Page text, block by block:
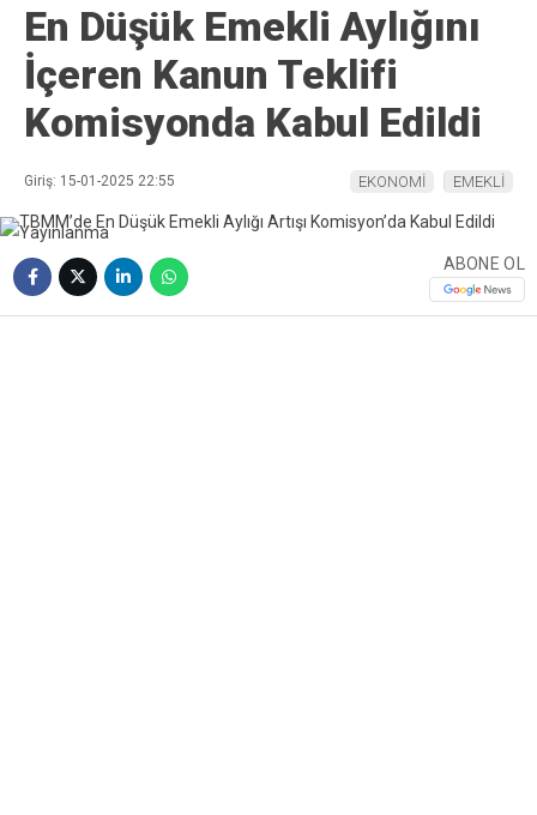
En Düşük Emekli Aylığını
İçeren Kanun Teklifi
Komisyonda Kabul Edildi
Giriş: 15-01-2025 22:55 EKONOMİ EMEKLİ
ABONE OL